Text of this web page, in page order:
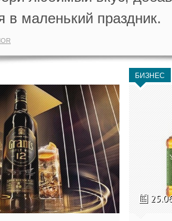
в маленький праздник.
БИЗНЕС